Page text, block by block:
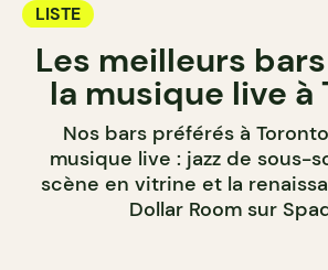
LISTE
Les meilleurs
la musique live à
Nos bars préférés à
musique live : jazz de sous-
scène en vitrine et la
Dollar Room sur